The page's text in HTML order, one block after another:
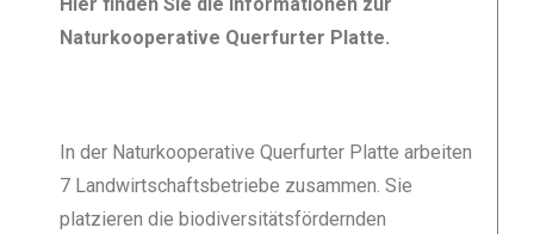
Naturkooperative Querfurter Platte.
In der Naturkooperative Querfurter Platte arbeiten
7 Landwirtschaftsbetriebe zusammen. Sie
platzieren die biodiversitätsfördernden